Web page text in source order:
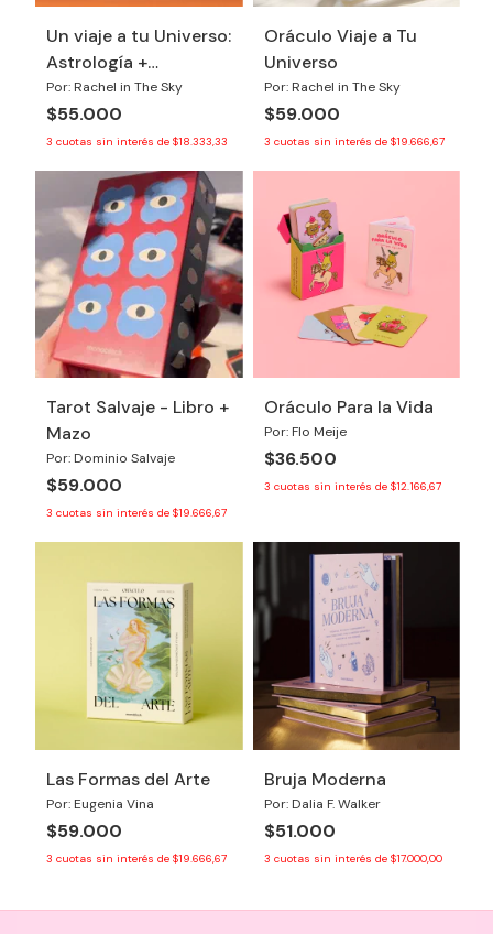
Un viaje a tu Universo:
Astrología +
Numerología + Tzolkin
Por: Rachel in The Sky
$55.000
3 cuotas sin interés de $18.333,33
Oráculo Viaje a Tu
Universo
Por: Rachel in The Sky
$59.000
3 cuotas sin interés de $19.666,67
Tarot Salvaje - Libro +
Mazo
Por: Dominio Salvaje
$59.000
3 cuotas sin interés de $19.666,67
Oráculo Para la Vida
Por: Flo Meije
$36.500
3 cuotas sin interés de $12.166,67
Las Formas del Arte
Por: Eugenia Vina
$59.000
3 cuotas sin interés de $19.666,67
Bruja Moderna
Por: Dalia F. Walker
$51.000
3 cuotas sin interés de $17.000,00